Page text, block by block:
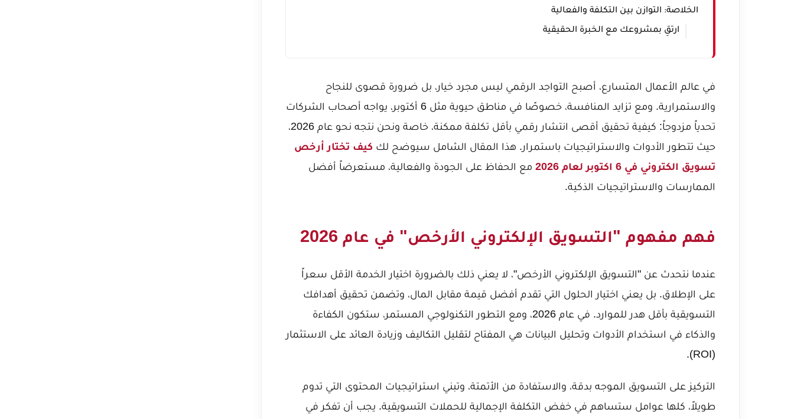
الخلاصة: التوازن بين التكلفة والفعالية
ارتقِ بمشروعك مع الخبرة الحقيقية
في عالم الأعمال المتسارع، أصبح التواجد الرقمي ليس مجرد خيار، بل ضرورة قصوى للنجاح
والاستمرارية. ومع تزايد المنافسة، خصوصًا في مناطق حيوية مثل 6 أكتوبر، يواجه أصحاب الشركات
تحدياً مزدوجاً: كيفية تحقيق أقصى انتشار رقمي بأقل تكلفة ممكنة، خاصة ونحن نتجه نحو عام 2026،
حيث تتطور الأدوات والاستراتيجيات باستمرار. هذا المقال الشامل سيوضح لك كيف تختار أرخص
تسويق الكتروني في 6 اكتوبر لعام 2026
مع الحفاظ على الجودة والفعالية، مستعرضاً أفضل
الممارسات والاستراتيجيات الذكية.
فهم مفهوم "التسويق الإلكتروني الأرخص" في عام 2026
عندما نتحدث عن "التسويق الإلكتروني الأرخص"، لا يعني ذلك بالضرورة اختيار الخدمة الأقل سعراً
على الإطلاق. بل يعني اختيار الحلول التي تقدم أفضل قيمة مقابل المال، وتضمن تحقيق أهدافك
التسويقية بأقل هدر للموارد. في عام 2026، ومع التطور التكنولوجي المستمر، ستكون الكفاءة
والذكاء في استخدام الأدوات وتحليل البيانات هي المفتاح لتقليل التكاليف وزيادة العائد على الاستثمار
(ROI).
التركيز على التسويق الموجه بدقة، والاستفادة من الأتمتة، وتبني استراتيجيات المحتوى التي تدوم
طويلاً، كلها عوامل ستساهم في خفض التكلفة الإجمالية للحملات التسويقية. يجب أن تفكر في